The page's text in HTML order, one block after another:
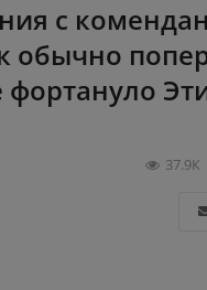
с
обычно
фортануло
37.9К